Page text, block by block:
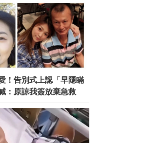
！告別式上認「早隱瞞
：原諒我簽放棄急救